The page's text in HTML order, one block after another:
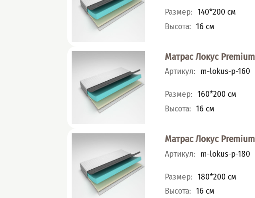
Характеристики
Размер: 140*200 см
Высота: 16 см
Матрас Локус Premium
Артикул: m-lokus-p-160
Характеристики
Размер: 160*200 см
Высота: 16 см
Матрас Локус Premium
Артикул: m-lokus-p-180
Характеристики
Размер: 180*200 см
Высота: 16 см